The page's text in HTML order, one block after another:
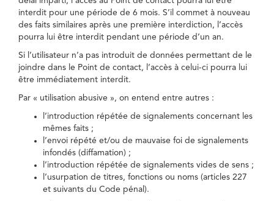
interdit pour une période de 6 mois. S’il commet à nouveau
des faits similaires après une première interdiction, l’accès
pourra lui être interdit pendant une période d’un an.
Si l’utilisateur n’a pas introduit de données permettant de le
joindre dans le Point de contact, l’accès à celui-ci pourra lui
être immédiatement interdit.
Par « utilisation abusive », on entend entre autres :
l’introduction répétée de signalements concernant les
mêmes faits ;
l’envoi répété et/ou de mauvaise foi de signalements
infondés (diffamation) ;
l’introduction répétée de signalements vides de sens ;
l’usurpation de titres, fonctions ou noms (articles 227
et suivants du Code pénal).